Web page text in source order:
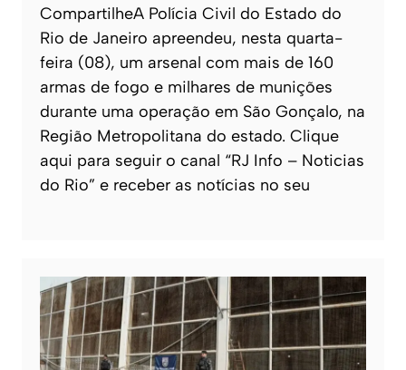
CompartilheA Polícia Civil do Estado do
Rio de Janeiro apreendeu, nesta quarta-
feira (08), um arsenal com mais de 160
armas de fogo e milhares de munições
durante uma operação em São Gonçalo, na
Região Metropolitana do estado. Clique
aqui para seguir o canal “RJ Info – Noticias
do Rio” e receber as notícias no seu